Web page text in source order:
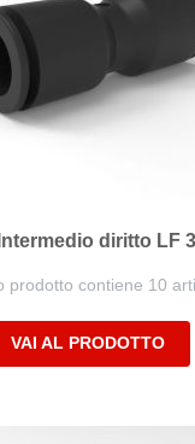
diritto LF
prodotto contiene 10
VAI AL PRODOTTO